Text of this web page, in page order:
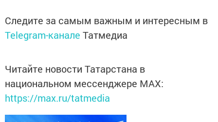
Следите за самым важным и интересным в
Telegram-канале Татмедиа
Читайте новости Татарстана в
национальном мессенджере MАХ:
https://max.ru/tatmedia